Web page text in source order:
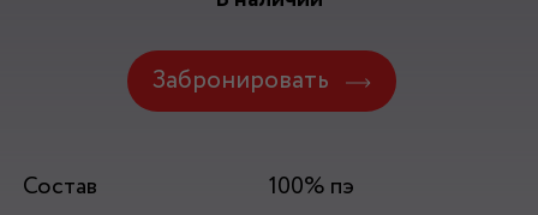
Забронировать
Состав
100% пэ